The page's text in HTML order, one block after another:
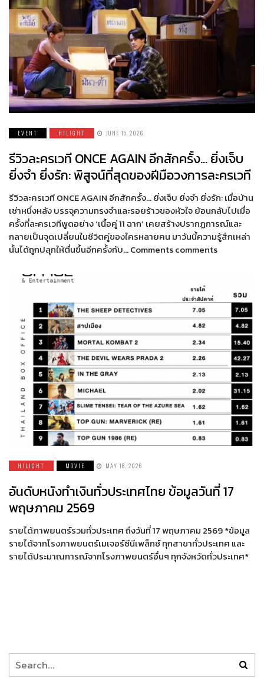
EVENT HILIGHT JUNE 15, 2026
รีวิวละครเวที ONCE AGAIN อีกสักครั้ง… ยิ่งเจ็บ
ยิ่งจำ ยิ่งรัก: พิสูจน์ที่สุดของฝีมือวงการละครเวที
รีวิวละครเวที ONCE AGAIN อีกสักครั้ง… ยิ่งเจ็บ ยิ่งจำ ยิ่งรัก: เมื่อบ้าน
เช่าหนึ่งหลัง บรรจุความทรงจำและรอยร้าวของหัวใจ ย้อนกลับไปเมื่อ
ครั้งที่ละครเวทีพูดอย่าง ‘เนื้อคู่ 11 ฉาก’ เคยสร้างปรากฏการณ์และ
กลายเป็นจุดเปลี่ยนในชีวิตคู่ของใครหลายคน มาวันนี้ความรู้สึกเหล่า
นั้นได้ถูกปลุกให้ตื่นขึ้นอีกครั้งกับ… Comments comments
HILIGHT MOVIE MAY 18, 2026
อันดับหนังทำเงินทั่วประเทศไทย ข้อมูลวันที่ 17
พฤษภาคม 2569
รายได้ภาพยนตร์รวมทั่วประเทศ ถึงวันที่ 17 พฤษภาคม 2569 *ข้อมูล
รายได้จากโรงภาพยนตร์เมเจอร์ซีนีเพล็กซ์ ทุกสาขาทั่วประเทศ และ
รายได้ประมาณการณ์จากโรงภาพยนตร์อื่นๆ ทุกจังหวัดทั่วประเทศ*